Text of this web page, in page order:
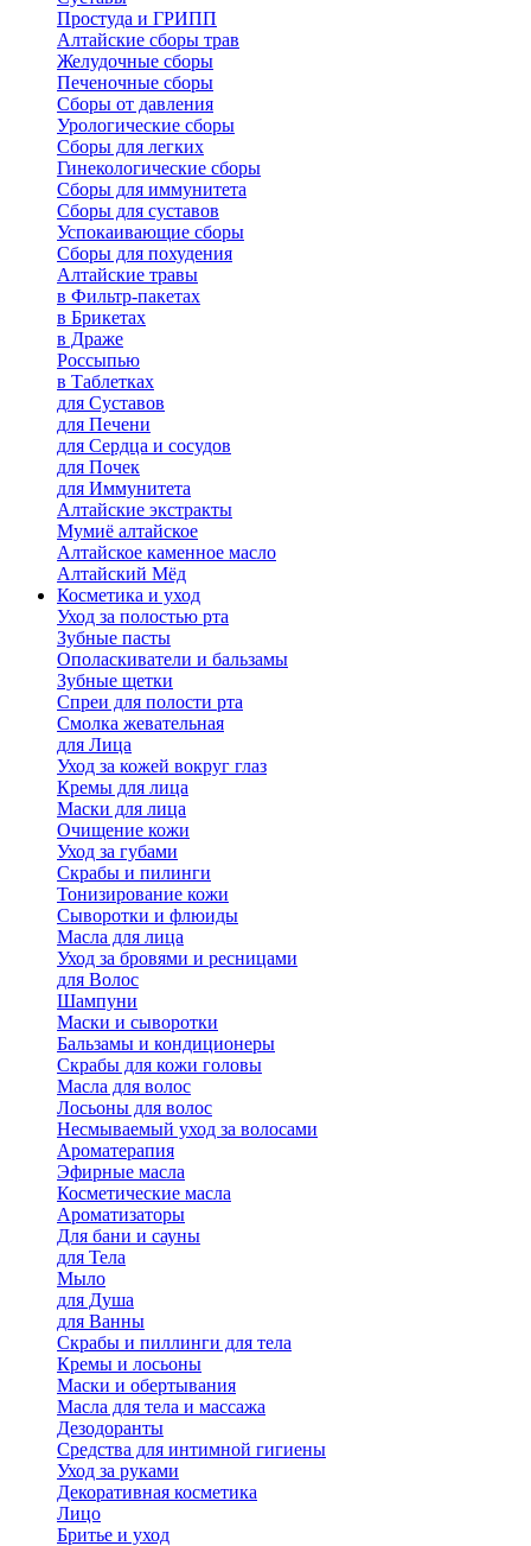
Простуда и ГРИПП
Алтайские сборы трав
Желудочные сборы
Печеночные сборы
Сборы от давления
Урологические сборы
Сборы для легких
Гинекологические сборы
Сборы для иммунитета
Сборы для суставов
Успокаивающие сборы
Сборы для похудения
Алтайские травы
в Фильтр-пакетах
в Брикетах
в Драже
Россыпью
в Таблетках
для Cуставов
для Печени
для Сердца и сосудов
для Почек
для Иммунитета
Алтайские экстракты
Мумиё алтайское
Алтайское каменное масло
Алтайский Мёд
Косметика и уход
Уход за полостью рта
Зубные пасты
Ополаскиватели и бальзамы
Зубные щетки
Спреи для полости рта
Смолка жевательная
для Лица
Уход за кожей вокруг глаз
Кремы для лица
Маски для лица
Очищение кожи
Уход за губами
Скрабы и пилинги
Тонизирование кожи
Сыворотки и флюиды
Масла для лица
Уход за бровями и ресницами
для Волос
Шампуни
Маски и сыворотки
Бальзамы и кондиционеры
Скрабы для кожи головы
Масла для волос
Лосьоны для волос
Несмываемый уход за волосами
Ароматерапия
Эфирные масла
Косметические масла
Ароматизаторы
Для бани и сауны
для Тела
Мыло
для Душа
для Ванны
Скрабы и пиллинги для тела
Кремы и лосьоны
Маски и обертывания
Масла для тела и массажа
Дезодоранты
Средства для интимной гигиены
Уход за руками
Декоративная косметика
Лицо
Бритье и уход